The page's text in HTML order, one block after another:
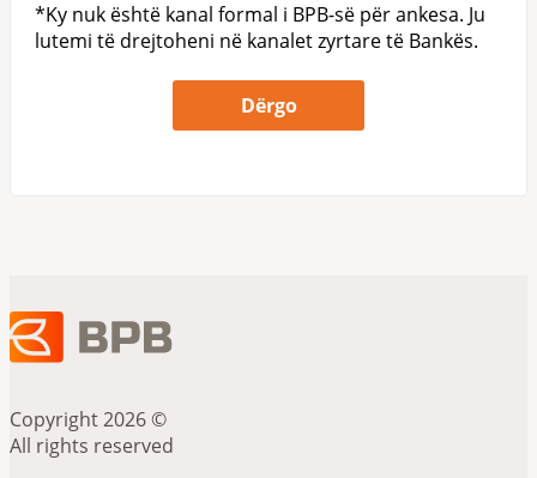
*Ky nuk është kanal formal i BPB-së për ankesa. Ju
lutemi të drejtoheni në kanalet zyrtare të Bankës.
Copyright 2026 ©
All rights reserved